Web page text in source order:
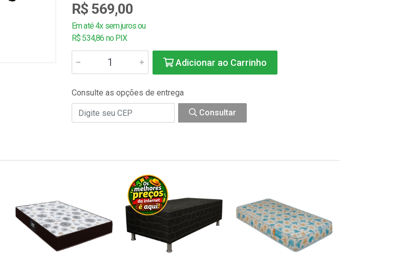
R$ 569,00
Em até 4x sem juros ou
R$ 534,86 no PIX
Adicionar ao Carrinho
Consulte as opções de entrega
Consultar